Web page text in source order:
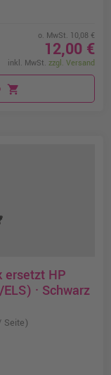
o. MwSt. 10,08 €
12,00 €
inkl. MwSt. zzgl. Versand
shopping_cart
ersetzt HP
· Schwarz
Seite)